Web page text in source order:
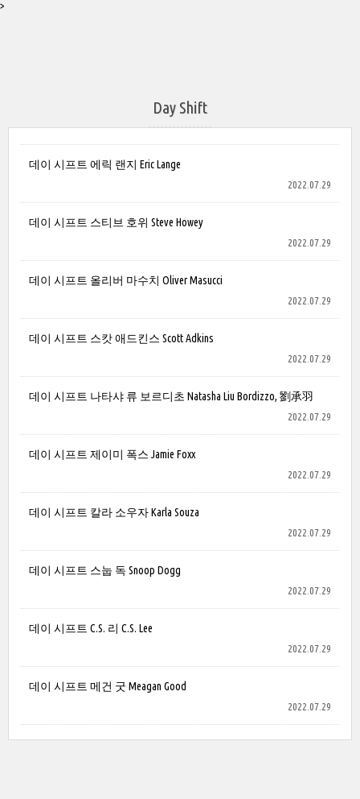
>
Day Shift
데이 시프트 에릭 랜지 Eric Lange
2022.07.29
데이 시프트 스티브 호위 Steve Howey
2022.07.29
데이 시프트 올리버 마수치 Oliver Masucci
2022.07.29
데이 시프트 스캇 애드킨스 Scott Adkins
2022.07.29
데이 시프트 나타샤 류 보르디초 Natasha Liu Bordizzo, 劉承羽
2022.07.29
데이 시프트 제이미 폭스 Jamie Foxx
2022.07.29
데이 시프트 칼라 소우자 Karla Souza
2022.07.29
데이 시프트 스눕 독 Snoop Dogg
2022.07.29
데이 시프트 C.S. 리 C.S. Lee
2022.07.29
데이 시프트 메건 굿 Meagan Good
2022.07.29